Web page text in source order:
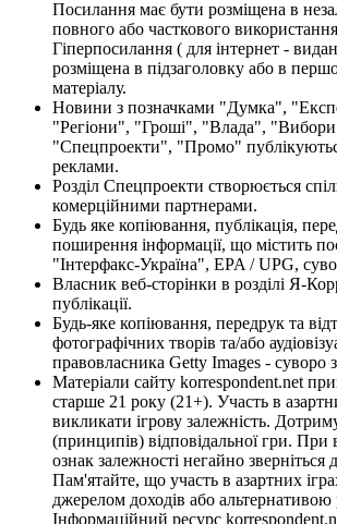
Посилання має бути розміщена в
повного або часткового використання
Гіперпосилання ( для інтернет -
розміщена в підзаголовку або в
матеріалу.
Новини з позначками "Думка",
"Регіони", "Гроші", "Влада",
"Спецпроекти", "Промо"
реклами.
Розділ Спецпроекти створюється
комерційними партнерами.
Будь яке копіювання, публікація,
поширення інформації, що містить
"Інтерфакс-Україна", EPA / UPG,
Власник веб-сторінки в розділі Я-
публікації.
Будь-яке копіювання, передрук та
фотографічних творів та/або
правовласника Getty Images - суворо
Матеріали сайту korrespondent.net
старше 21 року (21+). Участь в
викликати ігрову залежність.
(принципів) відповідальної гри.
ознак залежності негайно зверніться
Пам'ятайте, що участь в азартних
джерелом доходів або альтернативою
Інформаційний ресурс